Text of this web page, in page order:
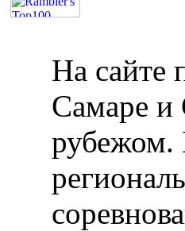
На сайте
Самаре и
рубежом.